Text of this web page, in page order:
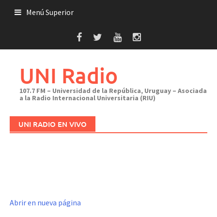
Menú Superior
UNI Radio
107.7 FM – Universidad de la República, Uruguay – Asociada
a la Radio Internacional Universitaria (RIU)
UNI RADIO EN VIVO
Abrir en nueva página